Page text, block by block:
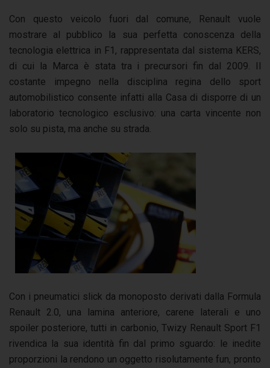
Con questo veicolo fuori dal comune, Renault vuole
mostrare al pubblico la sua perfetta conoscenza della
tecnologia elettrica in F1, rappresentata dal sistema KERS,
di cui la Marca è stata tra i precursori fin dal 2009. Il
costante impegno nella disciplina regina dello sport
automobilistico consente infatti alla Casa di disporre di un
laboratorio tecnologico esclusivo: una carta vincente non
solo su pista, ma anche su strada.
Con i pneumatici slick da monoposto derivati dalla Formula
Renault 2.0, una lamina anteriore, carene laterali e uno
spoiler posteriore, tutti in carbonio, Twizy Renault Sport F1
rivendica la sua identità fin dal primo sguardo: le inedite
proporzioni la rendono un oggetto risolutamente fun, pronto